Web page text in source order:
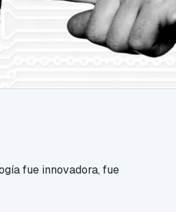
fue innovadora, fue